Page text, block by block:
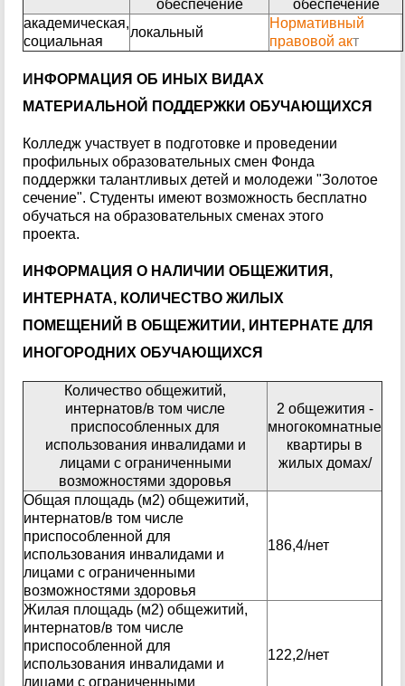
обеспечение
обеспечение
академическая,
социальная
локальный
Нормативный
правовой акт
И НФОРМАЦИЯ ОБ ИНЫХ ВИДАХ
МАТЕРИАЛЬНОЙ ПОДДЕРЖКИ ОБУЧАЮЩИХСЯ
Колледж участвует в подготовке и проведении
профильных образовательных смен Фонда
поддержки талантливых детей и молодежи "Золотое
сечение". Студенты имеют возможность бесплатно
обучаться на образовательных сменах этого
проекта.
ИНФОРМАЦИЯ О НАЛИЧИИ ОБЩЕЖИТИЯ,
ИНТЕРНАТА, КОЛИЧЕСТВО ЖИЛЫХ
ПОМЕЩЕНИЙ В ОБЩЕЖИТИИ, ИНТЕРНАТЕ ДЛЯ
ИНОГОРОДНИХ ОБУЧАЮЩИХСЯ
Количество общежитий,
интернатов/в том числе
приспособленных для
использования инвалидами и
лицами с ограниченными
возможностями здоровья
2 общежития -
многокомнатные
квартиры в
жилых домах/
Общая площадь (м2) общежитий,
интернатов/в том числе
приспособленной для
использования инвалидами и
лицами с ограниченными
возможностями здоровья
186,4/нет
Жилая площадь (м2) общежитий,
интернатов/в том числе
приспособленной для
использования инвалидами и
лицами с ограниченными
122,2/нет